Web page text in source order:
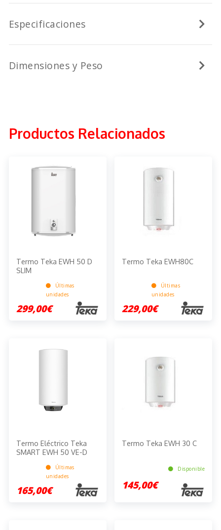
Especificaciones
Dimensiones y Peso
Productos Relacionados
Termo Teka EWH 50 D
SLIM
Últimas
unidades
299,00€
Termo Teka EWH80C
Últimas
unidades
229,00€
Termo Eléctrico Teka
SMART EWH 50 VE-D
Últimas
unidades
165,00€
Termo Teka EWH 30 C
Disponible
145,00€